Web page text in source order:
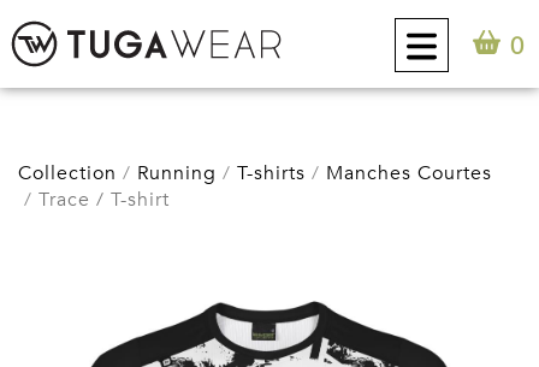
0
COLLECTION
CONTACT
Collection Running T-shirts
Manches Courtes
Trace / T-shirt